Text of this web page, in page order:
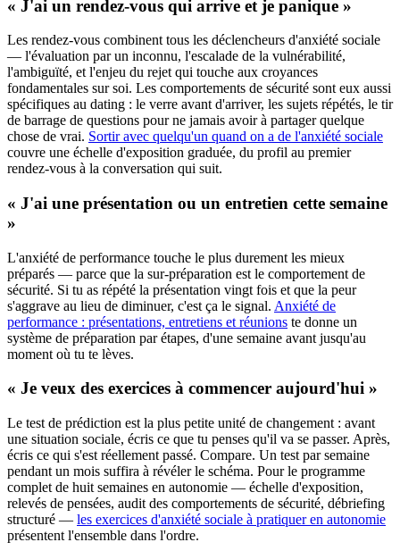
« J'ai un rendez-vous qui arrive et je panique »
Les rendez-vous combinent tous les déclencheurs d'anxiété sociale
— l'évaluation par un inconnu, l'escalade de la vulnérabilité,
l'ambiguïté, et l'enjeu du rejet qui touche aux croyances
fondamentales sur soi. Les comportements de sécurité sont eux aussi
spécifiques au dating : le verre avant d'arriver, les sujets répétés, le tir
de barrage de questions pour ne jamais avoir à partager quelque
chose de vrai. Sortir avec quelqu'un quand on a de l'anxiété sociale
couvre une échelle d'exposition graduée, du profil au premier
rendez-vous à la conversation qui suit.
« J'ai une présentation ou un entretien cette semaine
»
L'anxiété de performance touche le plus durement les mieux
préparés — parce que la sur-préparation est le comportement de
sécurité. Si tu as répété la présentation vingt fois et que la peur
s'aggrave au lieu de diminuer, c'est ça le signal. Anxiété de
performance : présentations, entretiens et réunions te donne un
système de préparation par étapes, d'une semaine avant jusqu'au
moment où tu te lèves.
« Je veux des exercices à commencer aujourd'hui »
Le test de prédiction est la plus petite unité de changement : avant
une situation sociale, écris ce que tu penses qu'il va se passer. Après,
écris ce qui s'est réellement passé. Compare. Un test par semaine
pendant un mois suffira à révéler le schéma. Pour le programme
complet de huit semaines en autonomie — échelle d'exposition,
relevés de pensées, audit des comportements de sécurité, débriefing
structuré — les exercices d'anxiété sociale à pratiquer en autonomie
présentent l'ensemble dans l'ordre.